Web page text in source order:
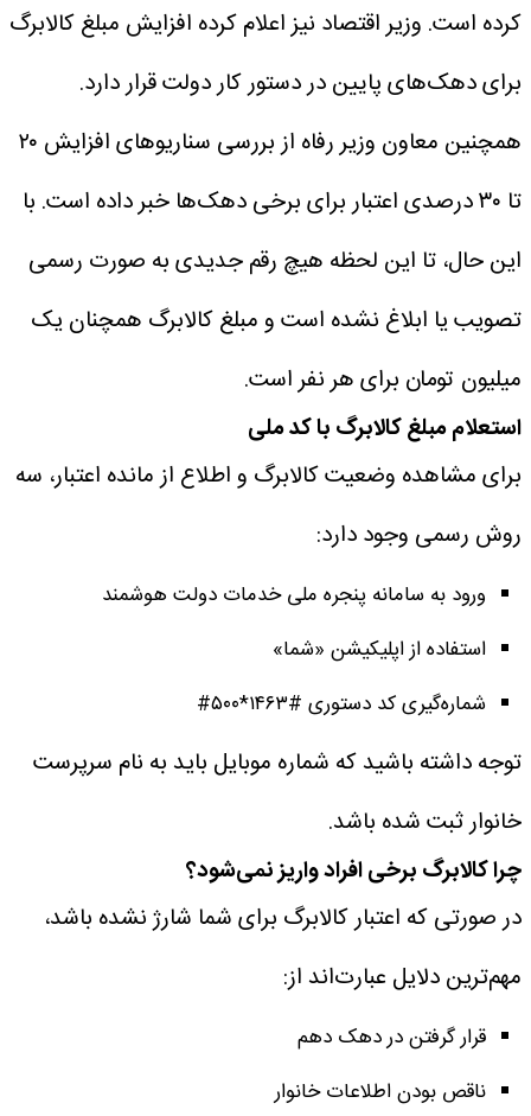
کرده است. وزیر اقتصاد نیز اعلام کرده افزایش مبلغ کالابرگ
برای دهک‌های پایین در دستور کار دولت قرار دارد.
همچنین معاون وزیر رفاه از بررسی سناریوهای افزایش ۲۰
تا ۳۰ درصدی اعتبار برای برخی دهک‌ها خبر داده است.
با
این حال، تا این لحظه هیچ رقم جدیدی به صورت رسمی
تصویب یا ابلاغ نشده است و مبلغ کالابرگ همچنان یک
میلیون تومان برای هر نفر است.
استعلام مبلغ کالابرگ با کد ملی
برای مشاهده وضعیت کالابرگ و اطلاع از مانده اعتبار، سه
روش رسمی وجود دارد:
ورود به سامانه پنجره ملی خدمات دولت هوشمند
استفاده از اپلیکیشن «شما»
شماره‌گیری کد دستوری #۱۴۶۳*۵۰۰#
توجه داشته باشید که شماره موبایل باید به نام سرپرست
خانوار ثبت شده باشد.
چرا کالابرگ برخی افراد واریز نمی‌شود؟
در صورتی که اعتبار کالابرگ برای شما شارژ نشده باشد،
مهم‌ترین دلایل عبارت‌اند از:
قرار گرفتن در دهک دهم
ناقص بودن اطلاعات خانوار